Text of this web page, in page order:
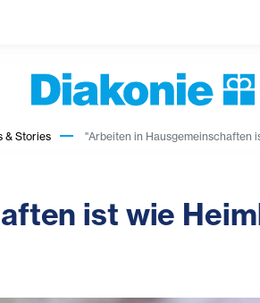
& Stories "Arbeiten in Hausgemeinschaften
ist wie